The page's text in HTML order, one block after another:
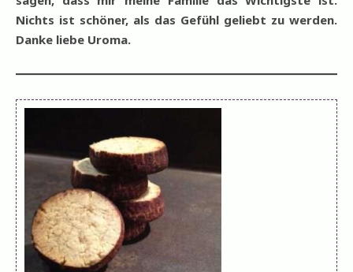
Nichts ist schöner, als das Gefühl geliebt zu werden.
Danke liebe Uroma.